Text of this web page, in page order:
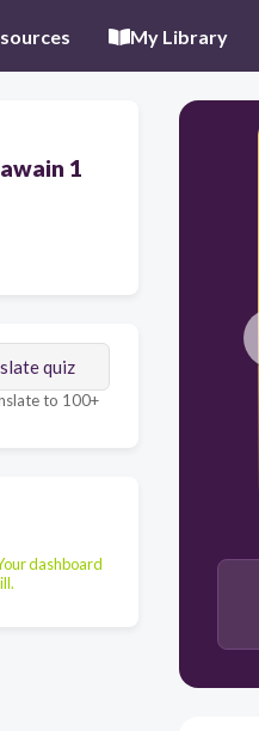
My Library
1
quiz
to 100+
dashboard